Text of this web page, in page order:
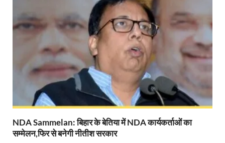
Budget 2026: वित्त मंत्री निर्मला सीतारमण पेश कर रही
Ajit Pawar Death: महाराष्ट्र के उपमुख्यमंत्री अजित
भारत पर्व में उत्तराखण्ड की झांकी ‘आत्मनिर्भर उत्तराखण्ड’
Bastar Story: बस्तर में लोकतंत्र की नई सुबह 47 गांवों में
UP Deputy CM KP Maurya: प्रयागराज पहुंचे डिप्टी
Uttarakhand Uniform Scam: वर्दी घोटाले में सीएम
NDA Sammelan: बिहार के बेतिया में NDA कार्यकर्ताओं का
सम्मेलन,फिर से बनेगी नीतीश सरकार